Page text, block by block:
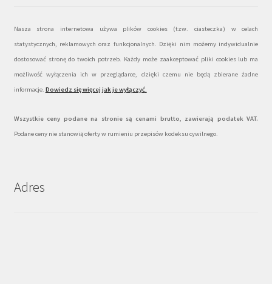
Nasza strona internetowa używa plików cookies (tzw. ciasteczka) w celach
statystycznych, reklamowych oraz funkcjonalnych. Dzięki nim możemy indywidualnie
dostosować stronę do twoich potrzeb. Każdy może zaakceptować pliki cookies lub ma
możliwość wyłączenia ich w przeglądarce, dzięki czemu nie będą zbierane żadne
informacje. Dowiedz się więcej jak je wyłączyć.
Wszystkie ceny podane na stronie są cenami brutto, zawierają podatek VAT.
Podane ceny nie stanowią oferty w rumieniu przepisów kodeksu cywilnego.
Adres